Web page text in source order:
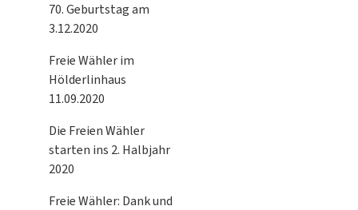
70. Geburtstag am
3.12.2020
Freie Wähler im
Hölderlinhaus
11.09.2020
Die Freien Wähler
starten ins 2. Halbjahr
2020
Freie Wähler: Dank und